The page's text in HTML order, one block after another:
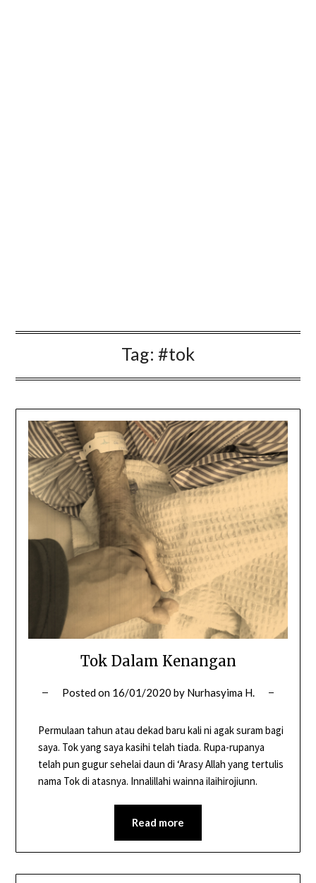
Tag: #tok
Tok Dalam Kenangan
Posted on 16/01/2020 by Nurhasyima H.
Permulaan tahun atau dekad baru kali ni agak suram bagi
saya. Tok yang saya kasihi telah tiada. Rupa-rupanya
telah pun gugur sehelai daun di ‘Arasy Allah yang tertulis
nama Tok di atasnya. Innalillahi wainna ilaihirojiunn.
Read more